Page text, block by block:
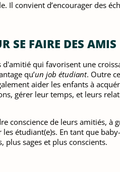
convient d’encourager des
SE FAIRE DES AMIS
qui favorisent une
qu’un job étudiant. Outre
aider les enfants à
gérer leur temps, et leurs
conscience de leurs amitiés, à
étudiant(e)s. En tant que
sages et plus conscients.